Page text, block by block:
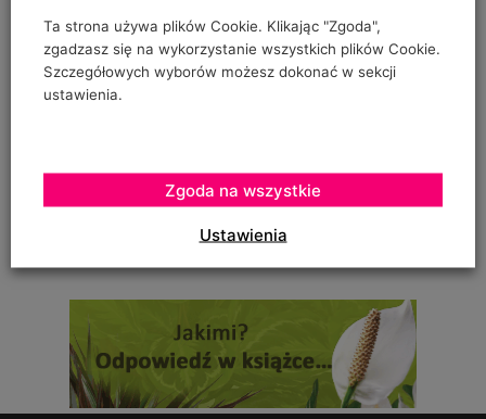
Urszula Hahajska
zostały otrute, czy skrzętnie zebrane i
Ta strona używa plików Cookie. Klikając "Zgoda",
zgadzasz się na wykorzystanie wszystkich plików Cookie.
Szczegółowych wyborów możesz dokonać w sekcji
ustawienia.
Ustawienia
Zgoda na wszystkie